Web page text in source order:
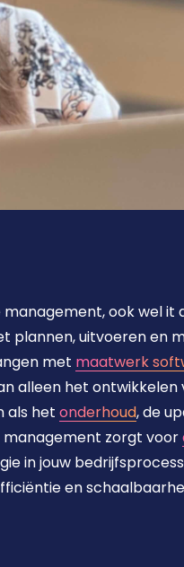
2026
ook wel it
plannen, uitvoeren en
met maatwerk
alleen het
als het onderhoud, de
zorgt voor
in jouw
en